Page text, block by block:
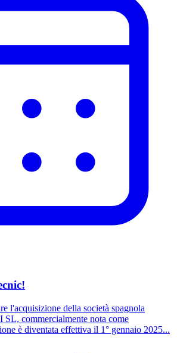
l'acquisizione della società spagnola
commercialmente nota come
è diventata effettiva il 1° gennaio 2025...